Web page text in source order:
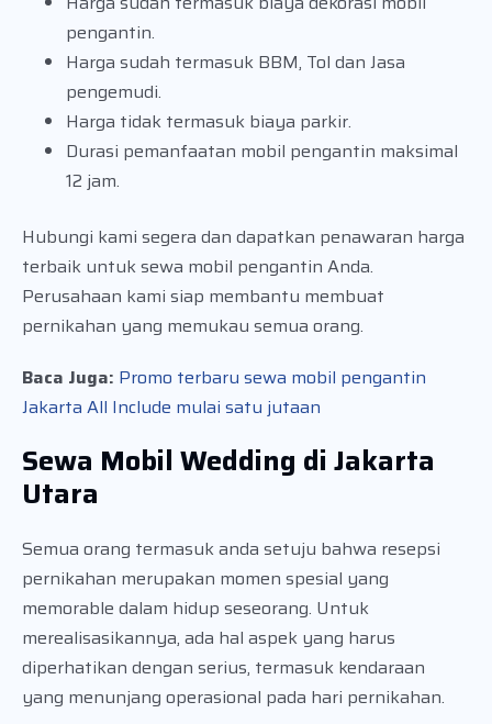
pengantin.
Harga sudah termasuk BBM, Tol dan Jasa
pengemudi.
Harga tidak termasuk biaya parkir.
Durasi pemanfaatan mobil pengantin maksimal
12 jam.
Hubungi kami segera dan dapatkan penawaran harga
terbaik untuk sewa mobil pengantin Anda.
Perusahaan kami siap membantu membuat
pernikahan yang memukau semua orang.
Baca Juga: Promo terbaru sewa mobil pengantin
Jakarta All Include mulai satu jutaan
Sewa Mobil Wedding di Jakarta
Utara
Semua orang termasuk anda setuju bahwa resepsi
pernikahan merupakan momen spesial yang
memorable dalam hidup seseorang. Untuk
merealisasikannya, ada hal aspek yang harus
diperhatikan dengan serius, termasuk kendaraan
yang menunjang operasional pada hari pernikahan.